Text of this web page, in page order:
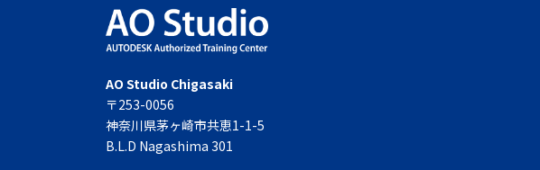
AO Studio Chigasaki
〒253-0056
神奈川県茅ヶ崎市共恵1-1-5
B.L.D Nagashima 301